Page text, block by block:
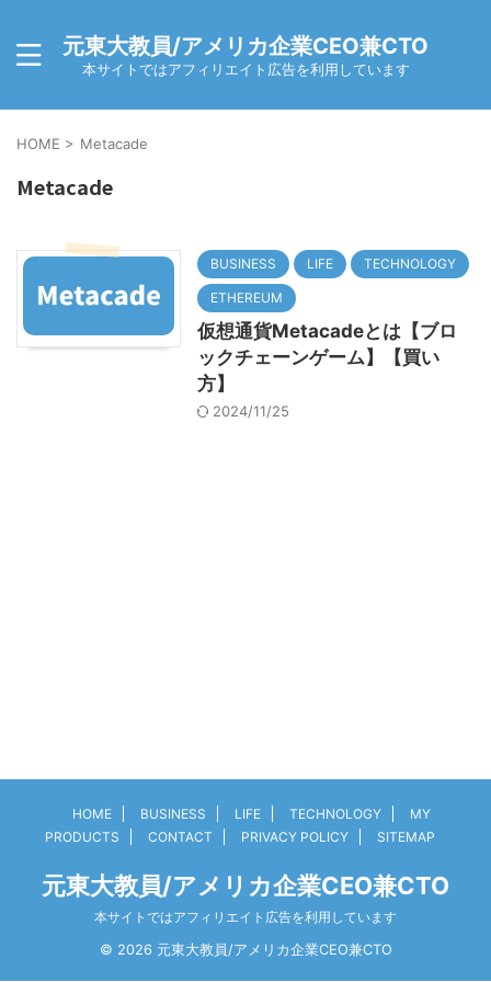
元東大教員/アメリカ企業CEO兼CTO
本サイトではアフィリエイト広告を利用しています
HOME > Metacade
Metacade
BUSINESS LIFE TECHNOLOGY
ETHEREUM
仮想通貨Metacadeとは【ブロ
ックチェーンゲーム】【買い
方】
2024/11/25
HOME BUSINESS LIFE TECHNOLOGY
MY
PRODUCTS
CONTACT PRIVACY POLICY SITEMAP
元東大教員/アメリカ企業CEO兼CTO
本サイトではアフィリエイト広告を利用しています
© 2026 元東大教員/アメリカ企業CEO兼CTO